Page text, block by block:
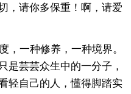
，请你多保重！啊，请爱
，一种修养，一种境界。
是芸芸众生中的一分子，
轻自己的人，懂得脚踏实